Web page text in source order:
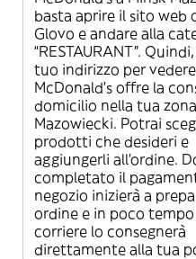
basta aprire il sito web
Glovo e andare alla
“RESTAURANT”.
tuo indirizzo per
McDonald's offre la
domicilio nella tua
Mazowiecki. Potrai
prodotti che desideri e
aggiungerli all’ordine.
completato il
negozio inizierà a
ordine e in poco
corriere lo consegnerà
direttamente alla tua